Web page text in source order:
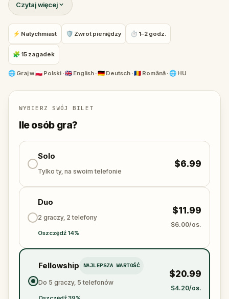
kulturę, historię i ludzi. Pomniki, posągi i budynki,
które napotkasz na tej trasie, mają własne historie,
które Ci opowiedzą.
Poznaj sekrety symboli i liczb oraz to, jak Węgrzy są
głęboko związani ze swoją historią.
Czytaj więcej
⚡ Natychmiast 🛡 Zwrot pieniędzy ⏱ 1–2 godz.
🧩 15 zagadek
🌐 Graj w🇵🇱 Polski · 🇬🇧 English · 🇩🇪 Deutsch · 🇷🇴 Română · 🌐 HU
WYBIERZ SWÓJ BILET
Ile osób gra?
Solo
Tylko ty, na swoim telefonie
$6.99
Duo
2 graczy, 2 telefony
Oszczędź 14%
$11.99
$6.00/os.
Fellowship NAJLEPSZA WARTOŚĆ
Do 5 graczy, 5 telefonów
$20.99
$4.20/os.